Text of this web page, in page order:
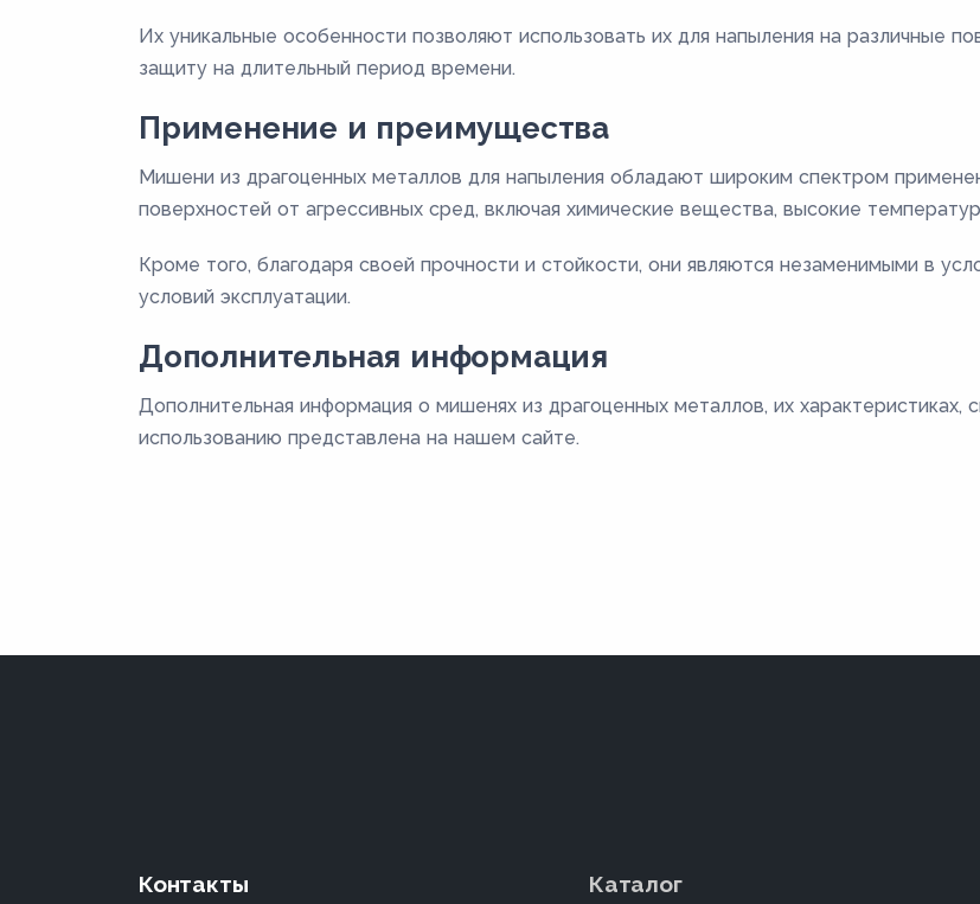
Их уникальные особенности позволяют использовать их для напыления на различные
защиту на длительный период времени.
Применение и преимущества
Мишени из драгоценных металлов для напыления обладают широким спектром
поверхностей от агрессивных сред, включая химические вещества, высокие
Кроме того, благодаря своей прочности и стойкости, они являются незаменимыми в
условий эксплуатации.
Дополнительная информация
Дополнительная информация о мишенях из драгоценных металлов, их характеристиках,
использованию представлена на нашем сайте.
Контакты Каталог